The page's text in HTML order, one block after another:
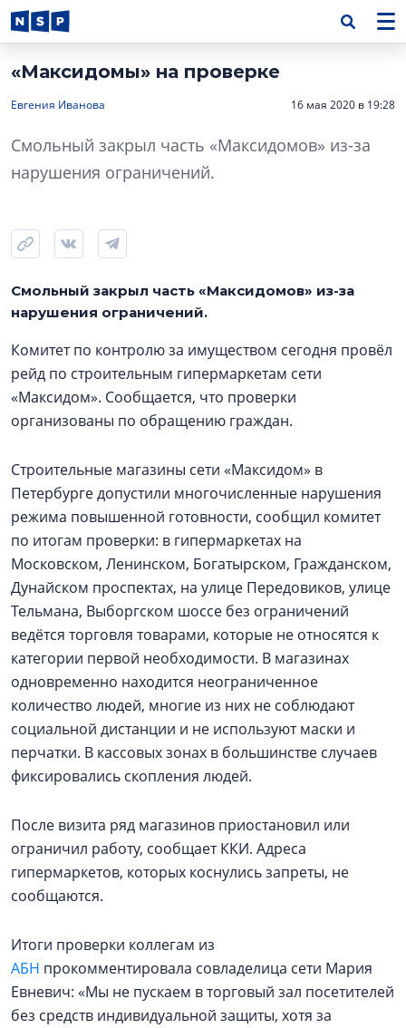
«Максидомы» на проверке
Евгения Иванова 16 мая 2020 в 19:28
Смольный закрыл часть «Максидомов» из-за
нарушения ограничений.
Смольный закрыл часть «Максидомов» из-за
нарушения ограничений.
Комитет по контролю за имуществом сегодня провёл
рейд по строительным гипермаркетам сети
«Максидом». Сообщается, что проверки
организованы по обращению граждан.
Строительные магазины сети «Максидом» в
Петербурге допустили многочисленные нарушения
режима повышенной готовности, сообщил комитет
по итогам проверки: в гипермаркетах на
Московском, Ленинском, Богатырском, Гражданском,
Дунайском проспектах, на улице Передовиков, улице
Тельмана, Выборгском шоссе без ограничений
ведётся торговля товарами, которые не относятся к
категории первой необходимости. В магазинах
одновременно находится неограниченное
количество людей, многие из них не соблюдают
социальной дистанции и не используют маски и
перчатки. В кассовых зонах в большинстве случаев
фиксировались скопления людей.
После визита ряд магазинов приостановил или
ограничил работу, сообщает ККИ. Адреса
гипермаркетов, которых коснулись запреты, не
сообщаются.
Итоги проверки коллегам из
АБН прокомментировала совладелица сети Мария
Евневич: «Мы не пускаем в торговый зал посетителей
без средств индивидуальной защиты, хотя за